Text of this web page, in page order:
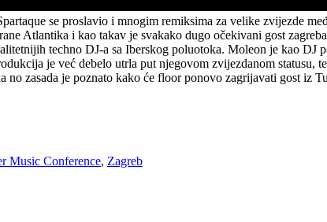
se proslavio i mnogim remiksima za velike zvijezde
Atlantika i kao takav je svakako dugo očekivani gost
techno DJ-a sa Iberskog poluotoka. Moleon je kao DJ
je već debelo utrla put njegovom zvijezdanom
no zasada je poznato kako će floor ponovo zagrijavati gost
Music Conference, Zagreb